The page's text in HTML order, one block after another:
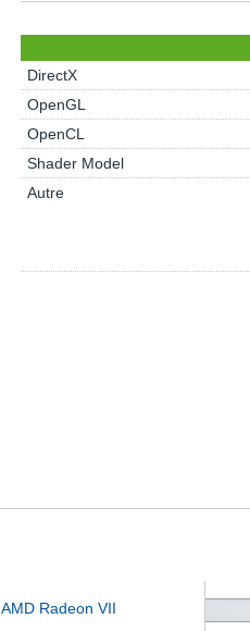
DirectX
OpenGL
OpenCL
Shader Model
Autre
AMD Radeon VII